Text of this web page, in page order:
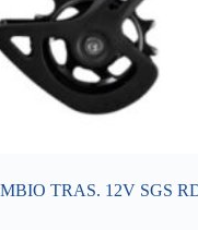
TRAS. 12V SGS